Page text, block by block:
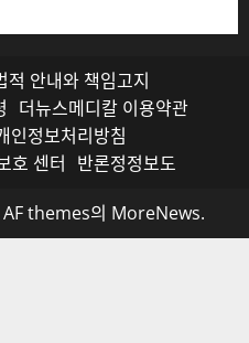
적 안내와 책임고지
더뉴스메디칼 이용약관
인정보처리방침
호 센터 반론정정보도
AF themes의 MoreNews.